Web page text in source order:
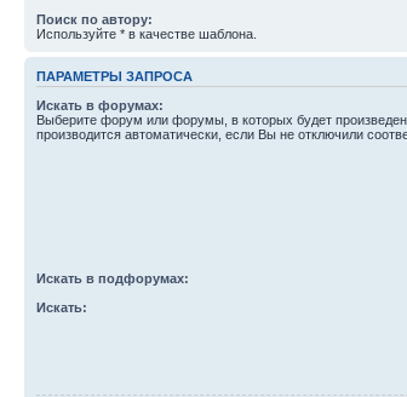
Поиск по автору:
Используйте * в качестве шаблона.
ПАРАМЕТРЫ ЗАПРОСА
Искать в форумах:
Выберите форум или форумы, в которых будет
производится автоматически, если Вы не отключили
Искать в подфорумах:
Искать: